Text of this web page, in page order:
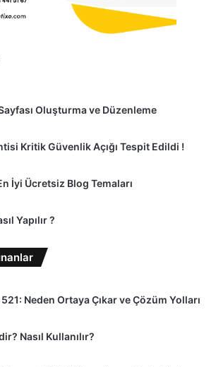
Oluşturma ve Düzenleme
Kritik Güvenlik Açığı Tespit Edildi !
İyi Ücretsiz Blog Temaları
Yapılır ?
Neden Ortaya Çıkar ve Çözüm Yolları
Nasıl Kullanılır?